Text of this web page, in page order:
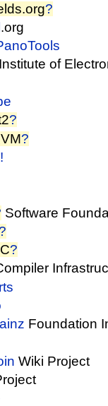
?
.org
of
?
?
Software
?
?
Foundation
Wiki Project